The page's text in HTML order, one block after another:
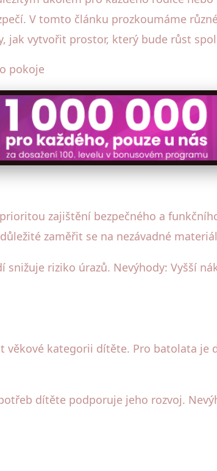
V tomto článku prozkoumáme
jak vytvořit prostor, který bude růst
pokoje
zajištění bezpečného a
zaměřit se na nezávadné
snižuje riziko úrazů. Nevýhody: Vyšší
věkové kategorii dítěte. Pro batolata
dítěte podporuje jeho rozvoj.